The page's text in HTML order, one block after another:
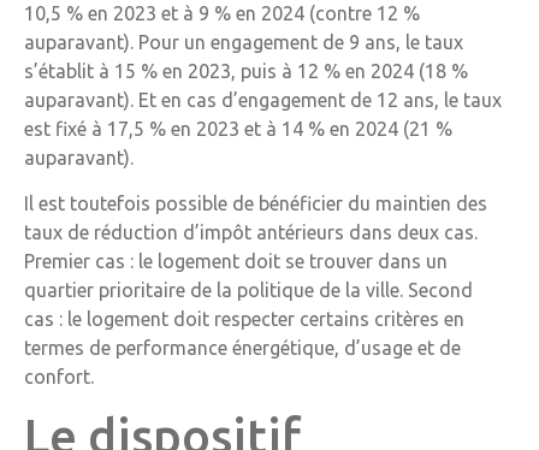
10,5 % en 2023 et à 9 % en 2024 (contre 12 %
auparavant). Pour un engagement de 9 ans, le taux
s’établit à 15 % en 2023, puis à 12 % en 2024 (18 %
auparavant). Et en cas d’engagement de 12 ans, le taux
est fixé à 17,5 % en 2023 et à 14 % en 2024 (21 %
auparavant).
Il est toutefois possible de bénéficier du maintien des
taux de réduction d’impôt antérieurs dans deux cas.
Premier cas : le logement doit se trouver dans un
quartier prioritaire de la politique de la ville. Second
cas : le logement doit respecter certains critères en
termes de performance énergétique, d’usage et de
confort.
Le dispositif